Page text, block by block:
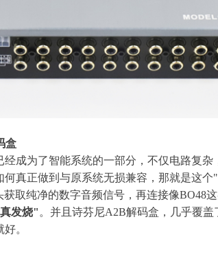
盒
成为了智能系统的一部分，不仅电路复
真正做到与原系统无损兼容，那就是这个
取纯净的数字音频信号，再连接像BO48
发烧" 。并且诗芬尼A2B解码盒，几乎覆盖
。